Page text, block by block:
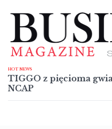
HOT NEWS
TIGGO z pięcioma
NCAP